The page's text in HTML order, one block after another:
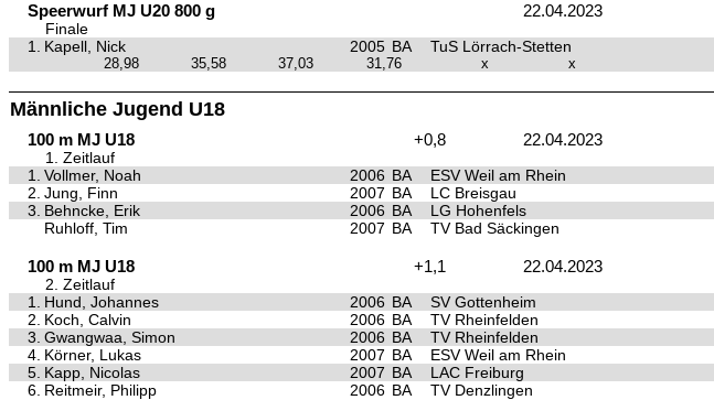
Speerwurf MJ U20 800 g 22.04.2023
Finale
1.
Kapell, Nick 2005 BA TuS Lörrach-Stetten
28,98
35,58 37,03 31,76 x x
Männliche Jugend U18
100 m MJ U18 +0,8 22.04.2023
1. Zeitlauf
1.
Vollmer, Noah 2006 BA ESV Weil am Rhein
2. Jung, Finn 2007 BA LC Breisgau
3. Behncke, Erik 2006 BA LG Hohenfels
Ruhloff, Tim 2007 BA TV Bad Säckingen
100 m MJ U18 +1,1 22.04.2023
2. Zeitlauf
1.
Hund, Johannes 2006 BA SV Gottenheim
2. Koch, Calvin 2006 BA TV Rheinfelden
3. Gwangwaa, Simon 2006 BA TV Rheinfelden
4. Körner, Lukas 2007 BA ESV Weil am Rhein
5. Kapp, Nicolas 2007 BA LAC Freiburg
6. Reitmeir, Philipp 2006 BA TV Denzlingen